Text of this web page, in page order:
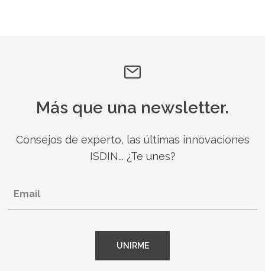
Más que una newsletter.
Consejos de experto, las últimas innovaciones
ISDIN... ¿Te unes?
Email
UNIRME